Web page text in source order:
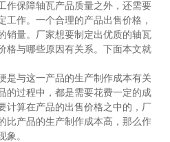
作保障轴瓦产品质量之外，还需要
工作。一个合理的产品出售价格，
销量。厂家想要制定出优质的轴瓦
格与哪些原因有关系。下面本文就
与这一产品的生产制作成本有关
的过程中，都是需要花费一定的成
计算在产品的出售价格之中的，厂
比产品的生产制作成本高，那么作
象。